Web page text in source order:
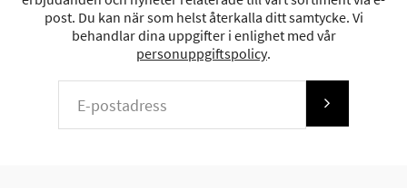
post. Du kan när som helst återkalla ditt samtycke. Vi
behandlar dina uppgifter i enlighet med vår
personuppgiftspolicy.